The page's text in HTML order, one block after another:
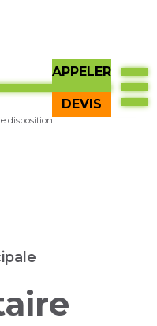
APPELER
DEVIS
disposition